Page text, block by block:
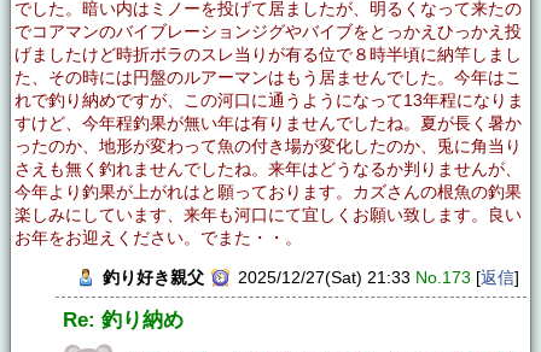
でした。暗い内はミノーを投げて居ましたが、明るくなって来たの
でコアマンのバイブレーションジグやバイブをとっかえひっかえ投
げましたけど時折ボラのスレ当りが有る位で８時半頃に納竿しまし
た、その時には円盤のルアーマンはもう居ませんでした。今年はこ
れで釣り納めですが、この河口に通うようになって13年程になりま
すけど、今年程釣果が無い年は有りませんでしたね。夏が長く暑か
ったのか、地形が変わって魚の付き場が変化したのか、兎に角当り
さえも無く釣れませんでしたね。来年はどうなるか判りませんが、
今年より釣果が上がれはと願っております。カズさんの根魚の釣果
楽しみにしています、来年も河口にて宜しくお願い致します。良い
お年をお迎えください。でまた・・。
釣り好き親父 2025/12/27(Sat) 21:33 No.173 [返信]
Re: 釣り納め